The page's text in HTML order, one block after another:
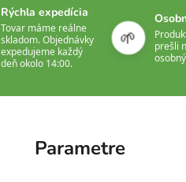
Rýchla expedícia
Tovar máme reálne
skladom. Objednávky
expedujeme každý
deň okolo 14:00.
🌱
prešli
Parametre